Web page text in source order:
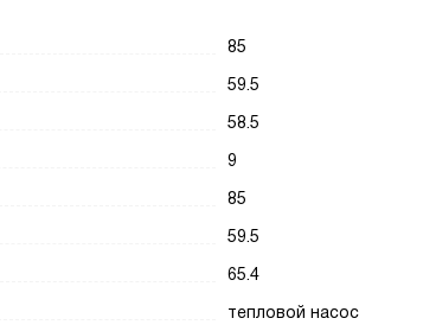
85
59.5
58.5
9
85
59.5
65.4
тепловой насос